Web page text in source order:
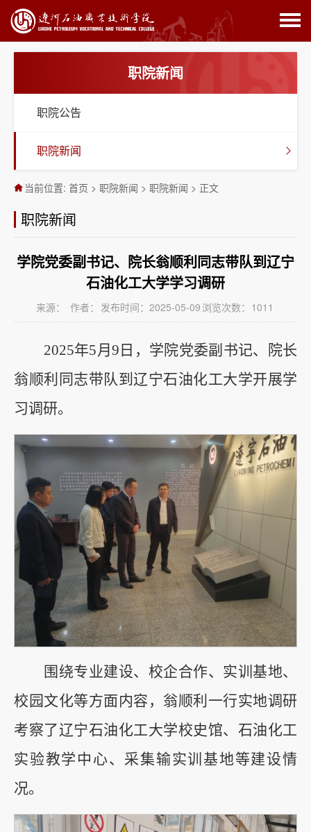
职院新闻
职院公告
职院新闻
当前位置:首页 >职院新闻 >职院新闻 > 正文
职院新闻
学院党委副书记、院长翁顺利同志带队到辽宁
石油化工大学学习调研
来源： 作者： 发布时间：2025-05-09 浏览次数： 1011
2025年5月9日，学院党委副书记、院长
翁顺利同志带队到辽宁石油化工大学开展学
习调研。
围绕专业建设、校企合作、实训基地、
校园文化等方面内容，翁顺利一行实地调研
考察了辽宁石油化工大学校史馆、石油化工
实验教学中心、采集输实训基地等建设情
况。